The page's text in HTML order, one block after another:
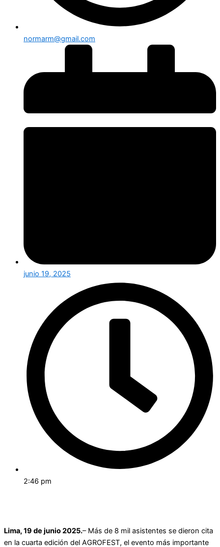
normarm@gmail.com
junio 19, 2025
2:46 pm
Lima, 19 de junio 2025.– Más de 8 mil asistentes se dieron cita
en la cuarta edición del AGROFEST, el evento más importante